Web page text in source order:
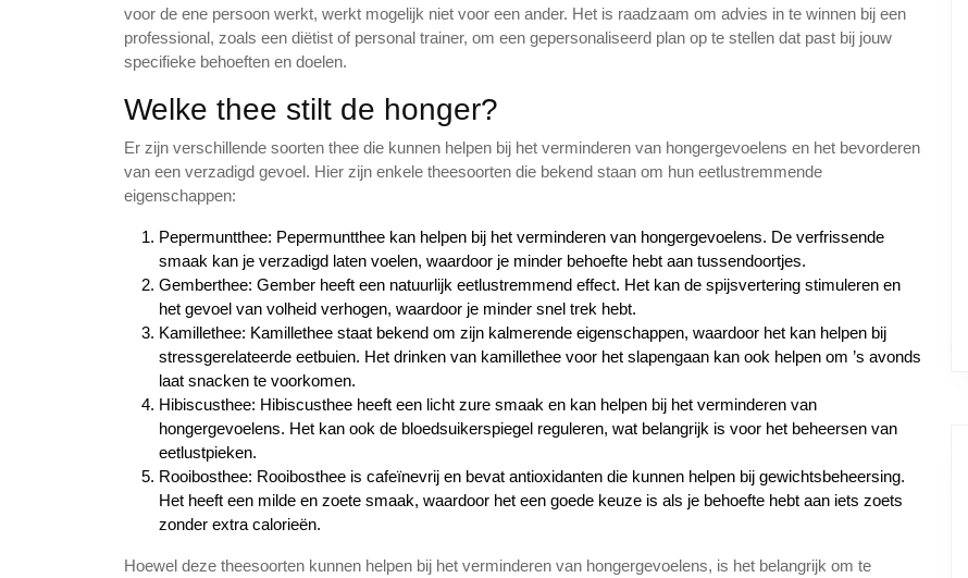
voor de ene persoon werkt, werkt mogelijk niet voor een ander. Het is raadzaam om advies in te winnen bij een
professional, zoals een diëtist of personal trainer, om een gepersonaliseerd plan op te stellen dat past bij jouw
specifieke behoeften en doelen.
Welke thee stilt de honger?
Er zijn verschillende soorten thee die kunnen helpen bij het verminderen van hongergevoelens en het bevorderen
van een verzadigd gevoel. Hier zijn enkele theesoorten die bekend staan om hun eetlustremmende
eigenschappen:
Pepermuntthee: Pepermuntthee kan helpen bij het verminderen van hongergevoelens. De verfrissende
smaak kan je verzadigd laten voelen, waardoor je minder behoefte hebt aan tussendoortjes.
Gemberthee: Gember heeft een natuurlijk eetlustremmend effect. Het kan de spijsvertering stimuleren en
het gevoel van volheid verhogen, waardoor je minder snel trek hebt.
Kamillethee: Kamillethee staat bekend om zijn kalmerende eigenschappen, waardoor het kan helpen bij
stressgerelateerde eetbuien. Het drinken van kamillethee voor het slapengaan kan ook helpen om ’s avonds
laat snacken te voorkomen.
Hibiscusthee: Hibiscusthee heeft een licht zure smaak en kan helpen bij het verminderen van
hongergevoelens. Het kan ook de bloedsuikerspiegel reguleren, wat belangrijk is voor het beheersen van
eetlustpieken.
Rooibosthee: Rooibosthee is cafeïnevrij en bevat antioxidanten die kunnen helpen bij gewichtsbeheersing.
Het heeft een milde en zoete smaak, waardoor het een goede keuze is als je behoefte hebt aan iets zoets
zonder extra calorieën.
Hoewel deze theesoorten kunnen helpen bij het verminderen van hongergevoelens, is het belangrijk om te